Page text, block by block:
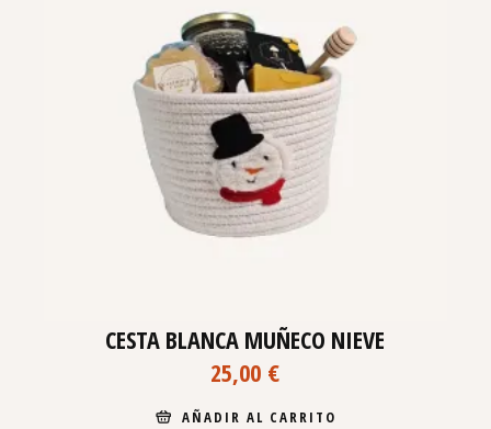
CESTA BLANCA MUÑECO NIEVE
25,00 €
AÑADIR AL CARRITO